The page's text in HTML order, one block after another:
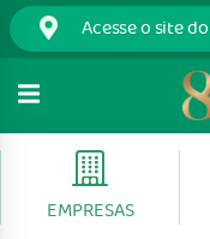
EMPRESAS